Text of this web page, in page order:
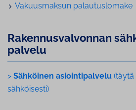
Va­kuus­mak­sun pa­lau­tus­lo­ma­ke
Ra­ken­nus­val­von­nan
pal­ve­lu
> Sähköinen asiointipalvelu
sähköisesti)